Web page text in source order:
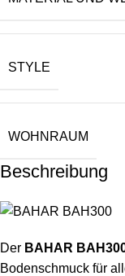
STYLE
WOHNRAUM
Beschreibung
Der BAHAR
Bodenschmuck für